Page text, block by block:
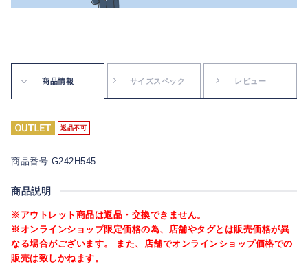
商品情報 サイズスペック レビュー
返品不可
商品番号 G242H545
商品説明
※アウトレット商品は返品・交換できません。
※オンラインショップ限定価格の為、店舗やタグとは販売価格が異
なる場合がございます。 また、店舗でオンラインショップ価格での
販売は致しかねます。